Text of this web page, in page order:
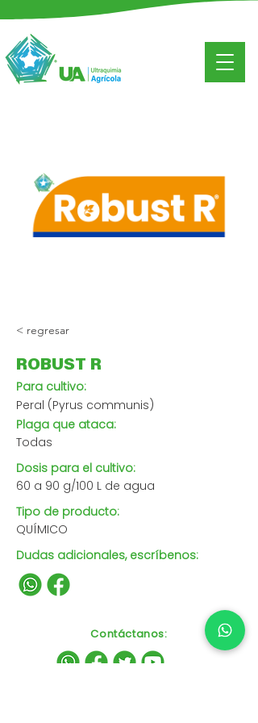
< regresar
ROBUST R
Para cultivo:
Peral (Pyrus communis)
Plaga que ataca:
Todas
Dosis para el cultivo:
60 a 90 g/100 L de agua
Tipo de producto:
QUÍMICO
Dudas adicionales, escríbenos:
Contáctanos: